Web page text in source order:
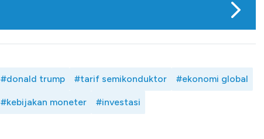
#donald trump #tarif semikonduktor #ekonomi global
#kebijakan moneter #investasi